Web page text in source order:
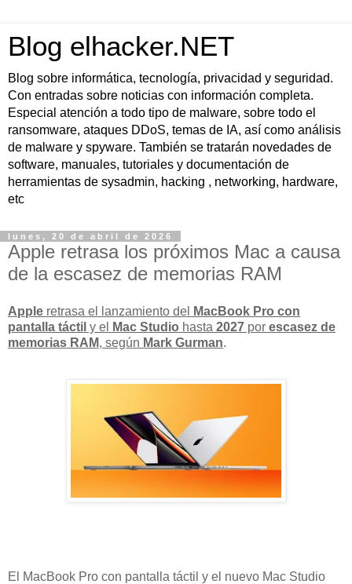
Blog elhacker.NET
Blog sobre informática, tecnología, privacidad y seguridad.
Con entradas sobre noticias con información completa.
Especial atención a todo tipo de malware, sobre todo el
ransomware, ataques DDoS, temas de IA, así como análisis
de malware y spyware. También se tratarán novedades de
software, manuales, tutoriales y documentación de
herramientas de sysadmin, hacking , networking, hardware,
etc
lunes, 20 de abril de 2026
Apple retrasa los próximos Mac a causa
de la escasez de memorias RAM
Apple retrasa el lanzamiento del
MacBook Pro con
pantalla táctil y el Mac Studio hasta 2027 por escasez de
memorias RAM, según Mark Gurman.
El MacBook Pro con pantalla táctil y el nuevo Mac Studio